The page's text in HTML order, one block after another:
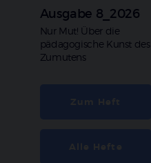
Ausgabe 8_2026
:
Nur Mut! Über die
pädagogische Kunst des
Zumutens